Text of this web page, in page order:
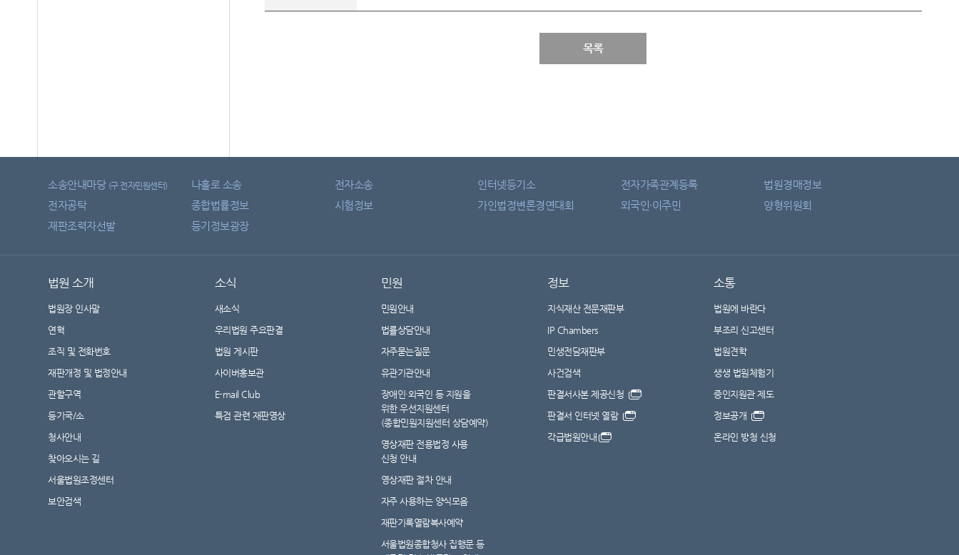
목록
소송안내마당 (구 전자민원센터) 나홀로 소송 전자소송 인터넷등기소 전자가족관계등록
법원경매정보
전자공탁
종합법률정보 시험정보 가인법정변론경연대회 외국인·이주민
양형위원회
재판조력자선발
등기정보광장
법원 소개
법원장 인사말
연혁
조직 및 전화번호
재판개정 및 법정안내
관할구역
등기국/소
청사안내
찾아오시는 길
서울법원조정센터
보안검색
소식
새소식
우리법원 주요판결
법원 게시판
사이버홍보관
E-mail Club
특검 관련 재판영상
민원
민원안내
법률상담안내
자주묻는질문
유관기관안내
장애인·외국인 등 지원을
위한 우선지원센터
(종합민원지원센터 상담예약)
영상재판 전용법정 사용
신청 안내
영상재판 절차 안내
자주 사용하는 양식모음
재판기록열람복사예약
서울법원종합청사 집행문 등
정보
지식재산 전문재판부
IP Chambers
민생전담재판부
사건검색
판결서사본 제공신청
판결서 인터넷 열람
각급법원안내
소통
법원에 바란다
부조리 신고센터
법원견학
생생 법원체험기
증인지원관 제도
정보공개
온라인 방청 신청